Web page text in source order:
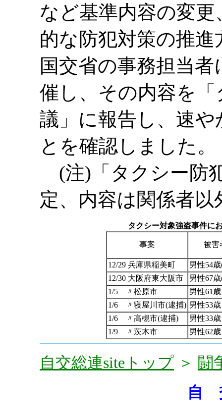
など基準内容の変
的な防犯対策の推
国交省の事務担当
催し、その内容を
議」に報告し、速
とを確認しました。
(注)「タクシー防
定、内容は関係者以
タクシー対象強盗事件に
事案 被害
12/29 兵庫県稲美町
男性54
12/30 大阪府東大阪市
男性67
1/5 〃松原市
男性61歳
1/6 〃寝屋川市(逮捕) 男性53歳
1/6 〃高槻市(逮捕)
男性33歳
1/9 〃茨木市
男性62歳
自交総連siteトップ ＞ 闘
自